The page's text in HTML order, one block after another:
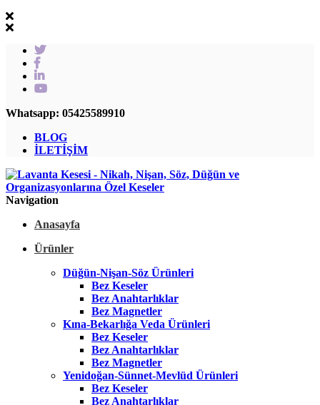
Whatsapp: 05425589910
BLOG
İLETİŞİM
Navigation
Anasayfa
Ürünler
Düğün-Nişan-Söz Ürünleri
Bez Keseler
Bez Anahtarlıklar
Bez Magnetler
Kına-Bekarlığa Veda Ürünleri
Bez Keseler
Bez Anahtarlıklar
Bez Magnetler
Yenidoğan-Sünnet-Mevlüd Ürünleri
Bez Keseler
Bez Anahtarlıklar